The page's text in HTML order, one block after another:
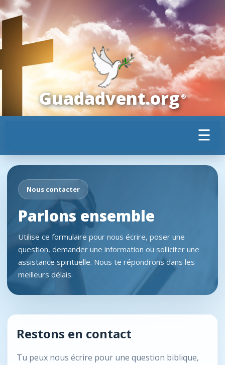
Guadadvent.org®
☰
Nous contacter
Parlons ensemble
Utilise ce formulaire pour nous écrire, poser une
question, demander une information ou solliciter une
assistance spirituelle. Nous te répondrons dans les
meilleurs délais.
Restons en contact
Tu peux nous écrire pour une question biblique,